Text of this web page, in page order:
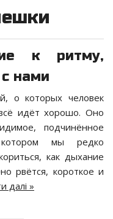
к ритму,
нами
о которых человек
идёт хорошо. Оно
подчинённое
мы редко
как дыхание
рвётся, короткое и
далі »